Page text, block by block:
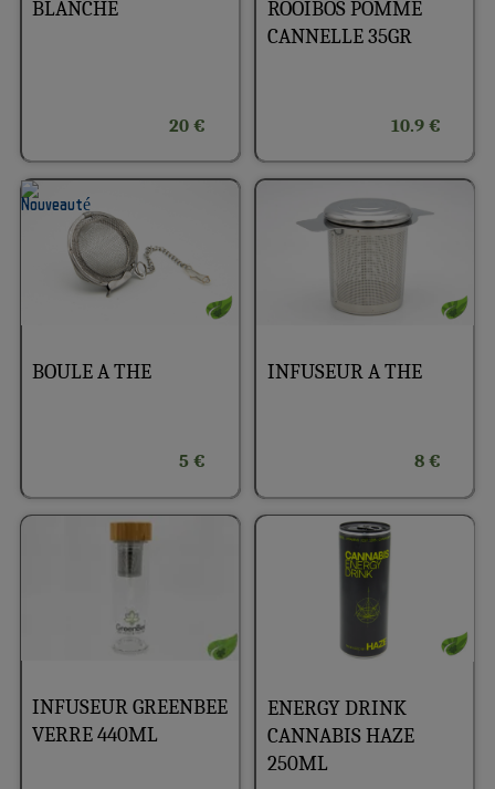
BLANCHE
20 €
ROOIBOS POMME
CANNELLE 35GR
10.9 €
BOULE A THE
5 €
INFUSEUR A THE
8 €
INFUSEUR GREENBEE
VERRE 440ML
ENERGY DRINK
CANNABIS HAZE
250ML